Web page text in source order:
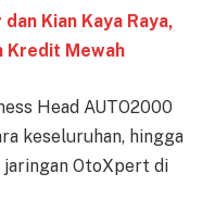
Kian Kaya Raya,
Kredit Mewah
Head AUTO2000
keseluruhan, hingga
OtoXpert di